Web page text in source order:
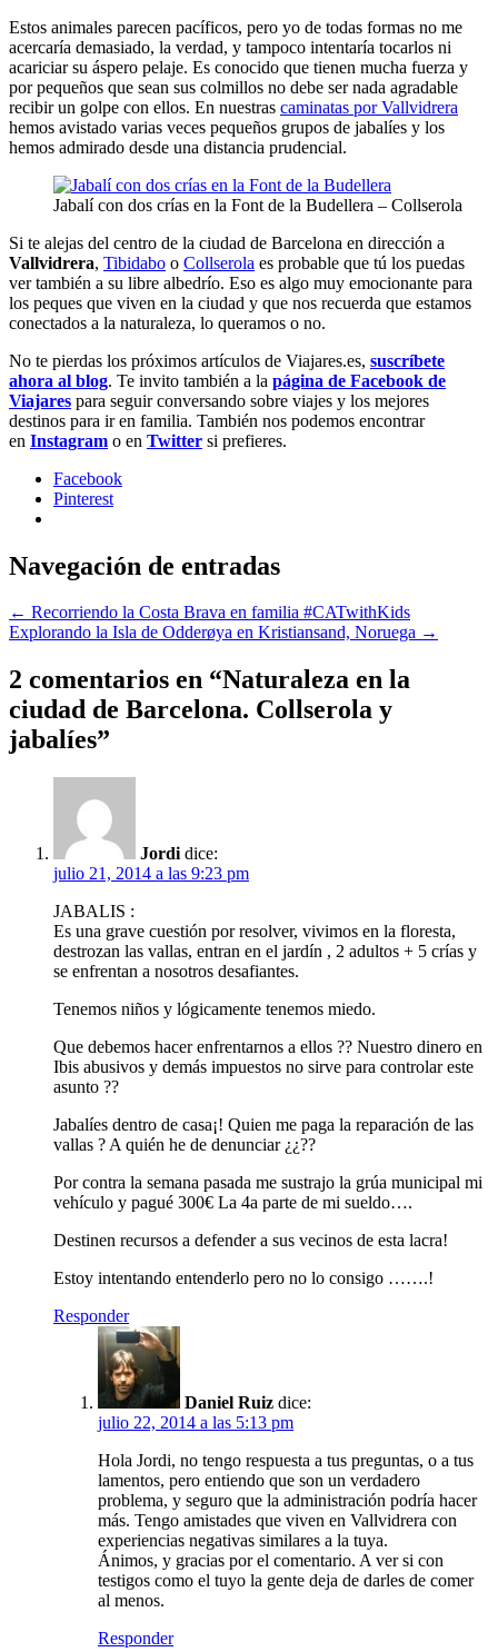
Estos animales parecen pacíficos, pero yo de todas formas no me
acercaría demasiado, la verdad, y tampoco intentaría tocarlos ni
acariciar su áspero pelaje. Es conocido que tienen mucha fuerza y
por pequeños que sean sus colmillos no debe ser nada agradable
recibir un golpe con ellos. En nuestras caminatas por Vallvidrera
hemos avistado varias veces pequeños grupos de jabalíes y los
hemos admirado desde una distancia prudencial.
Jabalí con dos crías en la Font de la Budellera – Collserola
Si te alejas del centro de la ciudad de Barcelona en dirección a
Vallvidrera, Tibidabo o Collserola es probable que tú los puedas
ver también a su libre albedrío. Eso es algo muy emocionante para
los peques que viven en la ciudad y que nos recuerda que estamos
conectados a la naturaleza, lo queramos o no.
No te pierdas los próximos artículos de Viajares.es, suscríbete
ahora al blog. Te invito también a la página de Facebook de
Viajares para seguir conversando sobre viajes y los mejores
destinos para ir en familia. También nos podemos encontrar
en Instagram o en Twitter si prefieres.
Facebook
Pinterest
Navegación de entradas
← Recorriendo la Costa Brava en familia #CATwithKids
Explorando la Isla de Odderøya en Kristiansand, Noruega →
2 comentarios en “Naturaleza en la
ciudad de Barcelona. Collserola y
jabalíes”
Jordi dice:
julio 21, 2014 a las 9:23 pm
JABALIS :
Es una grave cuestión por resolver, vivimos en la floresta,
destrozan las vallas, entran en el jardín , 2 adultos + 5 crías y
se enfrentan a nosotros desafiantes.
Tenemos niños y lógicamente tenemos miedo.
Que debemos hacer enfrentarnos a ellos ?? Nuestro dinero en
Ibis abusivos y demás impuestos no sirve para controlar este
asunto ??
Jabalíes dentro de casa¡! Quien me paga la reparación de las
vallas ? A quién he de denunciar ¿¿??
Por contra la semana pasada me sustrajo la grúa municipal mi
vehículo y pagué 300€ La 4a parte de mi sueldo….
Destinen recursos a defender a sus vecinos de esta lacra!
Estoy intentando entenderlo pero no lo consigo …….!
Responder
Daniel Ruiz dice:
julio 22, 2014 a las 5:13 pm
Hola Jordi, no tengo respuesta a tus preguntas, o a tus
lamentos, pero entiendo que son un verdadero
problema, y seguro que la administración podría hacer
más. Tengo amistades que viven en Vallvidrera con
experiencias negativas similares a la tuya.
Ánimos, y gracias por el comentario. A ver si con
testigos como el tuyo la gente deja de darles de comer
al menos.
Responder